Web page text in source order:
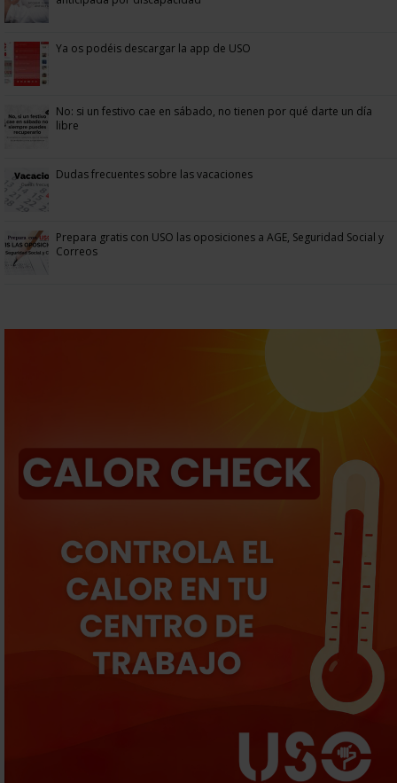
Ya os podéis descargar la app de USO
No: si un festivo cae en sábado, no tienen por qué darte un día
libre
Dudas frecuentes sobre las vacaciones
Prepara gratis con USO las oposiciones a AGE, Seguridad Social y
Correos